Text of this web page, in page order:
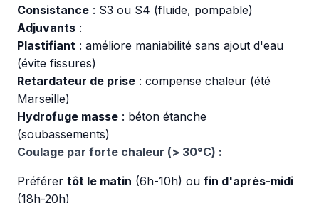
Consistance : S3 ou S4 (fluide, pompable)
Adjuvants :
Plastifiant : améliore maniabilité sans ajout d'eau
(évite fissures)
Retardateur de prise : compense chaleur (été
Marseille)
Hydrofuge masse : béton étanche
(soubassements)
Coulage par forte chaleur (> 30°C) :
Préférer tôt le matin (6h-10h) ou fin d'après-midi
(18h-20h)